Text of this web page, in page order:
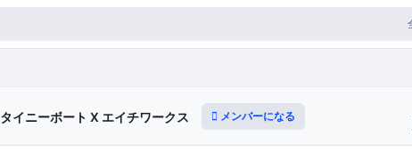
タイニーボート X エイチワークス メンバーになる